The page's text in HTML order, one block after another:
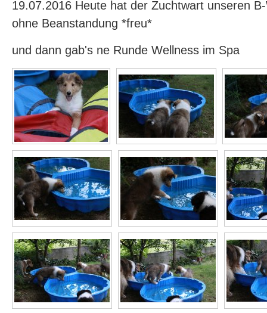
19.07.2016 Heute hat der Zuchtwart unseren
ohne Beanstandung *freu*
und dann gab's ne Runde Wellness im Spa